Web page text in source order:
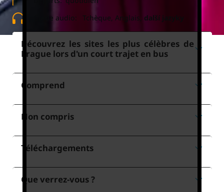
Guide audio:
Tchèque, Anglais, další jazyky
Découvrez les sites les plus célèbres de
Prague lors d'un court trajet en bus
Comprend
Non compris
Téléchargements
Que verrez-vous ?